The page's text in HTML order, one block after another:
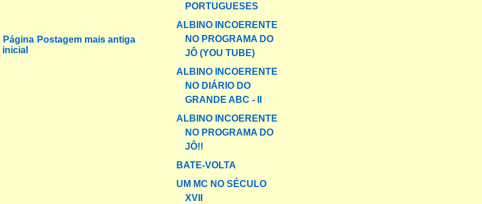
Postagem mais antiga
Página
inicial
PORTUGUESES
ALBINO INCOERENTE
NO PROGRAMA DO
JÔ (YOU TUBE)
ALBINO INCOERENTE
NO DIÁRIO DO
GRANDE ABC - II
ALBINO INCOERENTE
NO PROGRAMA DO
JÔ!!
BATE-VOLTA
UM MC NO SÉCULO
XVII